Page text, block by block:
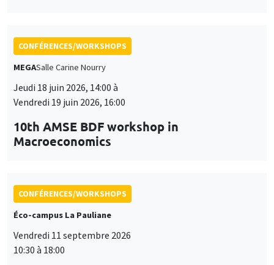
CONFÉRENCES/WORKSHOPS
MEGASalle Carine Nourry
Jeudi 18 juin 2026, 14:00 à
Vendredi 19 juin 2026, 16:00
10th AMSE BDF workshop in
Macroeconomics
CONFÉRENCES/WORKSHOPS
Éco-campus La Pauliane
Vendredi 11 septembre 2026
10:30 à 18:00